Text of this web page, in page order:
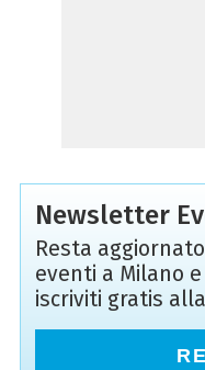
Newsletter
Resta
eventi a Milano
iscriviti gratis